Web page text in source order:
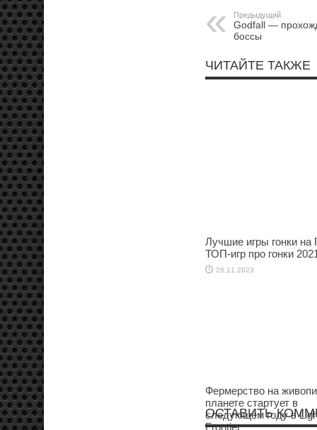
Предыдущий
Godfall —
боссы
ЧИТАЙТЕ ТАКЖЕ
Лучшие игры гонки на
ТОП-игр про гонки
28.11.2023
Фермерство на
планете стартует в
следующем году в
Frontier
ОСТАВИТЬ